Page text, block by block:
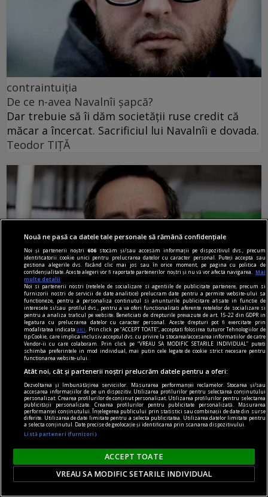
contraintuiția
De ce n-avea Navalnîi șapcă?
Dar trebuie să îi dăm societății ruse credit că
măcar a încercat. Sacrificiul lui Navalnîi e dovada.
Teodor TIŢĂ
la răscruce de gînduri
Succesiunea
Nici Europa nu stă grozav înaintea unor alegeri
care pot să împingă în parlamentele europene
diferiți demagogi cu promisiuni maximale și
capacități mediocre.
Andrei CORNEA
Nouă ne pasă ca datele tale personale să rămână confidențiale
Noi și partenerii noștri606 stocăm și/sau accesăm informații pe dispozitivul dvs., precum
identificatorii cookie unici pentru prelucrarea datelor cu caracter personal. Puteți accepta sau
gestiona alegerile dvs. făcând clic mai jos sau în orice moment, pe pagina cu politica de
confidențialitate. Aceste alegeri vor fi raportate partenerilor noștri și nu vă vor afecta navigarea.
Mai
multe detalii
Noi si partenerii nostri (retelele de socializare si agentiile de publicitate partenere, precum si
furnizorii nostri de servicii de date analitice) prelucram date pentru a permite website-ului sa
functioneze, pentru a personaliza continutul si anunturile publicitare afisate in functie de
interesele si/sau profilul dvs., pentru a va oferi functionalitati aferente retelelor de socializare si
pentru a analiza traficul pe website. Beneficiati de drepturile prevazute de art. 15-22 din GDPR in
legatura cu prelucrarea datelor cu caracter personal. Aceste drepturi pot fi exercitate prin
modalitatea indicataaici
. Prin click pe “ACCEPT TOATE”, acceptati folosirea tuturor Tehnologiilor de
tip Cookie, care implica inclusiv acceptul dvs. cu privire la stocarea/accesarea informatiilor de catre
Vendor-ii cu care colaboram. Prin click pe “VREAU SA MODIFIC SETARILE INDIVIDUAL” puteti
schimba preferintele in mod individual, mai putin cele legate de cookie strict necesare pentru
functionarea website-ului.
Atât noi, cât și partenerii noștri prelucrăm datele pentru a oferi:
Dezvoltarea și îmbunătățirea serviciilor. Măsurarea performanței reclamelor. Stocarea și/sau
accesarea informațiilor de pe un dispozitiv. Utilizarea profilurilor pentru selectarea conținutului
personalizat. Crearea profilurilor de conținut personalizat. Utilizarea profilurilor pentru selectarea
publicității personalizate. Crearea profilurilor pentru publicitate personalizată. Măsurarea
performanței conținutului. Înțelegerea publicului prin statistici sau combinații de date din surse
diferite. Utilizarea de date limitate pentru a selecta publicitatea. Utilizarea datelor limitate pentru
a selecta conținutul. Date precise de geolocație și identificarea prin scanarea dispozitivului.
Listă parteneri (furnizori)
ACCEPT TOATE
VREAU SA MODIFIC SETARILE INDIVIDUAL